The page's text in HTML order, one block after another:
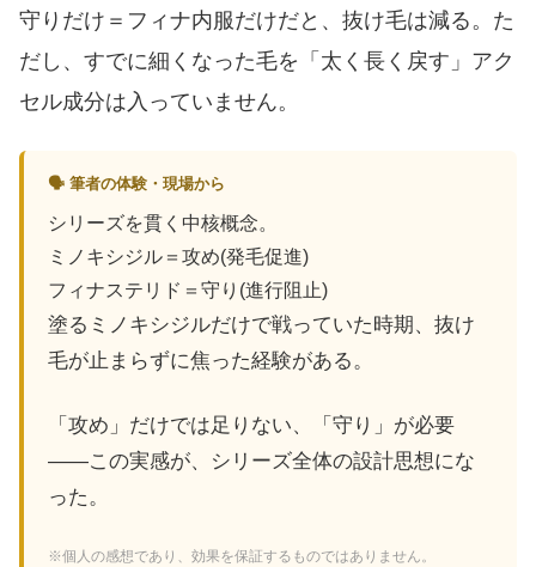
守りだけ＝フィナ内服だけだと、抜け毛は減る。た
だし、すでに細くなった毛を「太く長く戻す」アク
セル成分は入っていません。
🗣 筆者の体験・現場から
シリーズを貫く中核概念。
ミノキシジル＝攻め(発毛促進)
フィナステリド＝守り(進行阻止)
塗るミノキシジルだけで戦っていた時期、抜け
毛が止まらずに焦った経験がある。
「攻め」だけでは足りない、「守り」が必要
――この実感が、シリーズ全体の設計思想にな
った。
※個人の感想であり、効果を保証するものではありません。